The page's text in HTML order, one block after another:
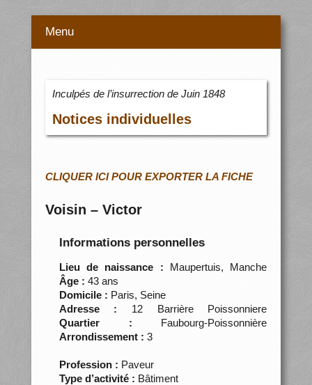
Menu
Inculpés de l’insurrection de Juin 1848
Notices individuelles
CLIQUER ICI POUR EXPORTER LA FICHE
Voisin – Victor
Informations personnelles
Lieu de naissance : Maupertuis, Manche
Âge : 43 ans
Domicile : Paris, Seine
Adresse : 12 Barrière Poissonniere
Quartier : Faubourg-Poissonnière
Arrondissement : 3
Profession : Paveur
Type d’activité : Bâtiment